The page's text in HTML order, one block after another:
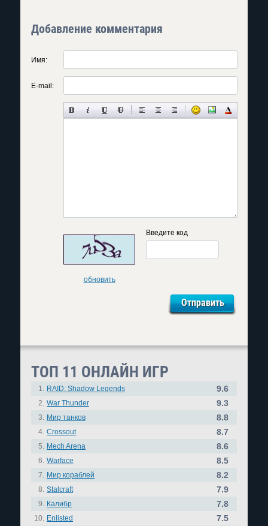
Добавление комментария
Имя:
E-mail:
обновить
Введите код
ТОП 11 ОНЛАЙН ИГР
1. RAID: Shadow Legends 9.6
2. War Thunder 9.3
3. Мир танков 8.8
4. Crossout 8.7
5. Mech Arena 8.6
6. Warface 8.5
7. Мир кораблей 8.2
8. Stalcraft 7.9
9. Калибр 7.8
10. Enlisted 7.5